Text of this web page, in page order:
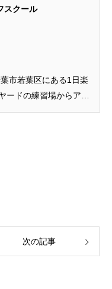
スクール
市若葉区にある1日楽
ードの練習場からアプ
お子様から大人まで
次の記事